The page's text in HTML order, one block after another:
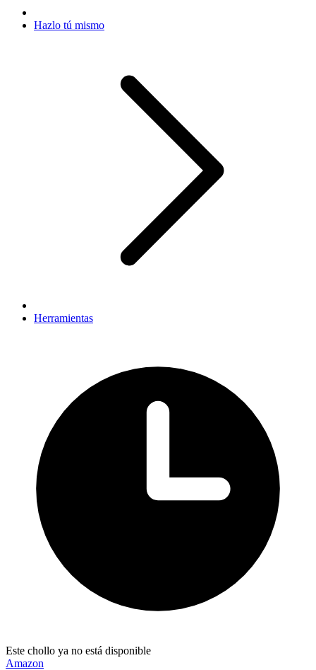
Hazlo tú mismo
Herramientas
Este chollo ya no está disponible
Amazon